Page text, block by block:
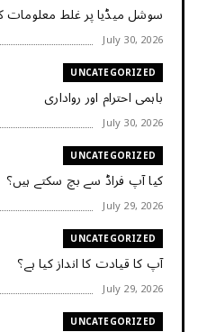
سوشل میڈیا پر غلط معلومات
July 30, 2026
UNCATEGORIZED
باہمی احترام اور رواداری
July 30, 2026
UNCATEGORIZED
کیا آپ فراڈ سے بچ سکتے ہیں؟
July 29, 2026
UNCATEGORIZED
آپ کا قیادت کا انداز کیا ہے؟
July 29, 2026
UNCATEGORIZED